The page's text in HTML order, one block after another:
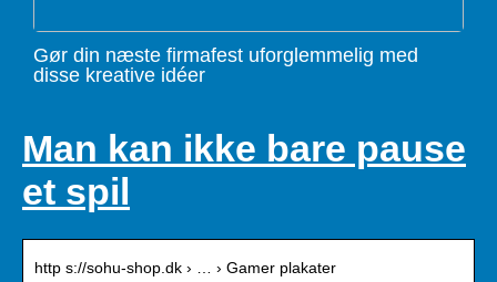
Gør din næste firmafest uforglemmelig med
disse kreative idéer
Man kan ikke bare pause
et spil
http s://sohu-shop.dk › … › Gamer plakater